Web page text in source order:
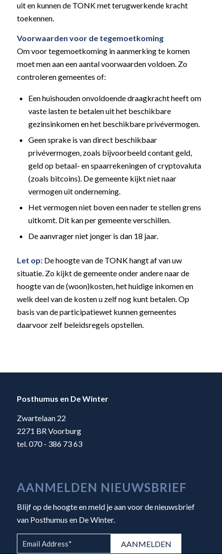
uit en kunnen de TONK met terugwerkende kracht
toekennen.
Voorwaarden voor de tegemoetkoming
Om voor tegemoetkoming in aanmerking te komen
moet men aan een aantal voorwaarden voldoen. Zo
controleren gemeentes of:
Een huishouden onvoldoende draagkracht heeft om
vaste lasten te betalen uit het beschikbare
gezinsinkomen en het beschikbare privévermogen.
Geen sprake is van direct beschikbaar
privévermogen, zoals bijvoorbeeld contant geld,
geld op betaal- en spaarrekeningen of cryptovaluta
(zoals bitcoins). De gemeente kijkt niet naar
vermogen uit onderneming.
Het vermogen niet boven een nader te stellen grens
uitkomt. Dit kan per gemeente verschillen.
De aanvrager niet jonger is dan 18 jaar.
Let op:De hoogte van de TONK hangt af van uw
situatie. Zo kijkt de gemeente onder andere naar de
hoogte van de (woon)kosten, het huidige inkomen en
welk deel van de kosten u zelf nog kunt betalen. Op
basis van de participatiewet kunnen gemeentes
daarvoor zelf beleidsregels opstellen.
Posthumus en De Winter
Zwartelaan 22
2271 BR Voorburg
tel. 070 - 386 73 63
AANMELDEN NIEUWSBRIEF
Blijf op de hoogte en meld je aan voor de nieuwsbrief
van Posthumus en De Winter.